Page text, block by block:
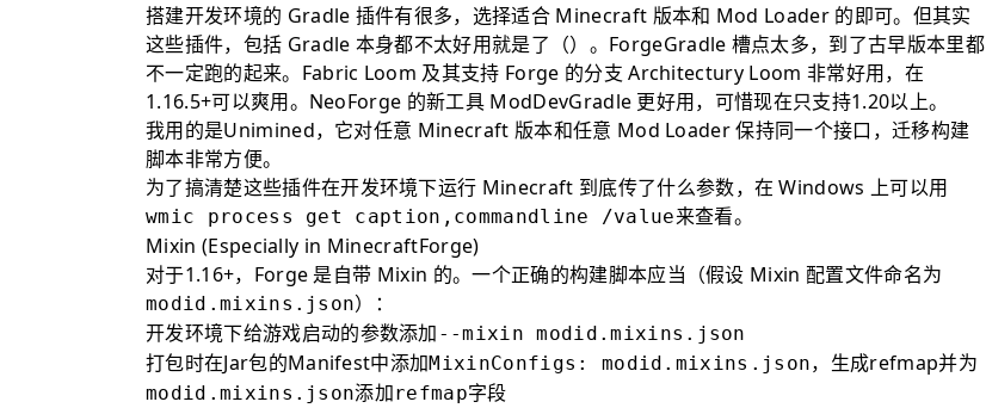
搭建开发环境的 Gradle 插件有很多，选择适合 Minecraft 版本和 Mod Loader 的即可。但其实
这些插件，包括 Gradle 本身都不太好用就是了（）。ForgeGradle 槽点太多，到了古早版本里都
不一定跑的起来。Fabric Loom 及其支持 Forge 的分支 Architectury Loom 非常好用，在
1.16.5+可以爽用。NeoForge 的新工具 ModDevGradle 更好用，可惜现在只支持1.20以上。
我用的是Unimined，它对任意 Minecraft 版本和任意 Mod Loader 保持同一个接口，迁移构建
脚本非常方便。
为了搞清楚这些插件在开发环境下运行 Minecraft 到底传了什么参数，在 Windows 上可以用
wmic process get caption,commandline /value来查看。
Mixin (Especially in MinecraftForge)
对于1.16+，Forge 是自带 Mixin 的。一个正确的构建脚本应当（假设 Mixin 配置文件命名为
modid.mixins.json）：
开发环境下给游戏启动的参数添加 --mixin modid.mixins.json
打包时在Jar包的Manifest中添加MixinConfigs: modid.mixins.json，生成refmap并为
modid.mixins.json添加refmap字段